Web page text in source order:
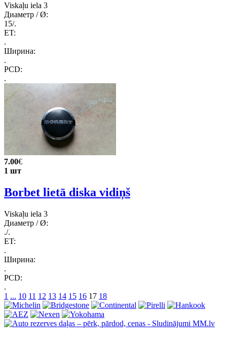
Viskaļu iela 3
Диаметр / Ø:
15/.
ET:
.
Ширина:
.
PCD:
.
7.00€
1 шт
Borbet lietā diska vidiņš
Viskaļu iela 3
Диаметр / Ø:
./.
ET:
.
Ширина:
.
PCD:
.
1 ... 10 11 12 13 14 15 16 17 18